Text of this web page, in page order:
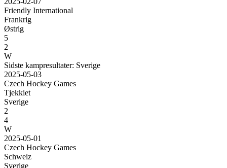
Friendly International
Frankrig
Østrig
5
2
W
Sidste kampresultater: Sverige
2025-05-03
Czech Hockey Games
Tjekkiet
Sverige
2
4
W
2025-05-01
Czech Hockey Games
Schweiz
Sverige